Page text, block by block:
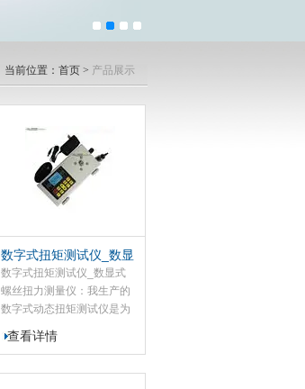
当前位置： 首页 > 产品展示
数字式扭矩测试仪_数显
式螺丝扭力测量仪
数字式扭矩测试仪_数显式
螺丝扭力测量仪：我生产的
数字式动态扭矩测试仪是为
测试和检测动态扭矩而设计
制造的一种智能化计量仪器
查看详情